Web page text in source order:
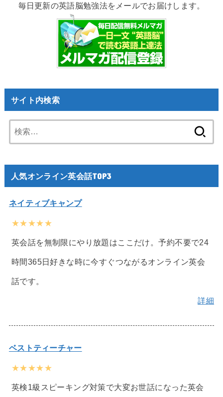
毎日更新の英語脳勉強法をメールでお届けします。
サイト内検索
索:
人気オンライン英会話TOP3
ネイティブキャンプ
★★★★★
英会話を無制限にやり放題はここだけ。予約不要で24
時間365日好きな時に今すぐつながるオンライン英会
話です。
詳細
ベストティーチャー
★★★★★
英検1級スピーキング対策で大変お世話になった英会